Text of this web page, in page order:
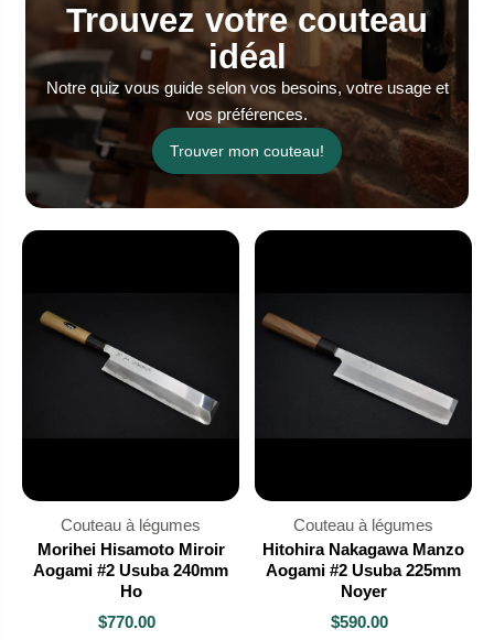
Trouvez votre couteau
idéal
Notre quiz vous guide selon vos besoins, votre usage et
vos préférences.
Trouver mon couteau!
Couteau à légumes
Morihei Hisamoto Miroir
Aogami #2 Usuba 240mm
Ho
$770.00
Couteau à légumes
Hitohira Nakagawa Manzo
Aogami #2 Usuba 225mm
Noyer
$590.00